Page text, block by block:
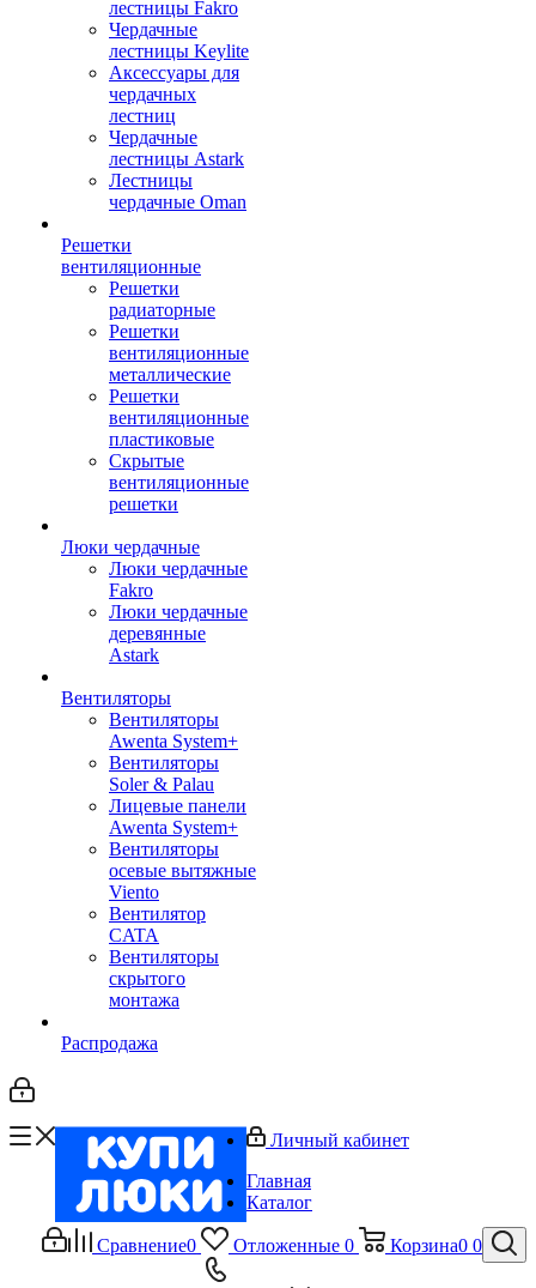
лестницы Fakro
Чердачные
лестницы Keylite
Аксессуары для
чердачных
лестниц
Чердачные
лестницы Astark
Лестницы
чердачные Oman
Решетки
вентиляционные
Решетки
радиаторные
Решетки
вентиляционные
металлические
Решетки
вентиляционные
пластиковые
Скрытые
вентиляционные
решетки
Люки чердачные
Люки чердачные
Fakro
Люки чердачные
деревянные
Astark
Вентиляторы
Вентиляторы
Awenta System+
Вентиляторы
Soler & Palau
Лицевые панели
Awenta System+
Вентиляторы
осевые вытяжные
Viento
Вентилятор
CATA
Вентиляторы
скрытого
монтажа
Распродажа
Сравнение0 Отложенные 0 Корзина0 0
Личный кабинет
Главная
Каталог